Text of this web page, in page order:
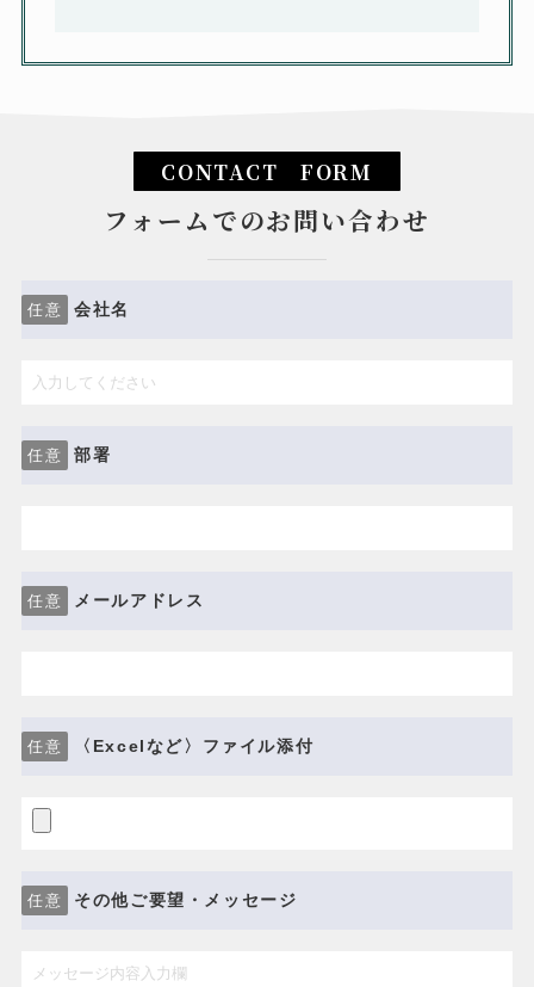
CONTACT FORM
フォームでのお問い合わせ
任意 会社名
任意 部署
任意 メールアドレス
任意 〈Excelなど〉ファイル添付
任意 その他ご要望・メッセージ